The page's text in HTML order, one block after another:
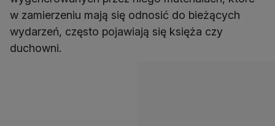
w zamierzeniu mają się odnosić do bieżących
wydarzeń, często pojawiają się księża czy
duchowni.